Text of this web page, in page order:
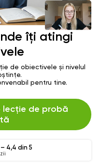
îți atingi
de obiectivele și nivelul
pentru tine.
lecție de probă
4,4 din 5